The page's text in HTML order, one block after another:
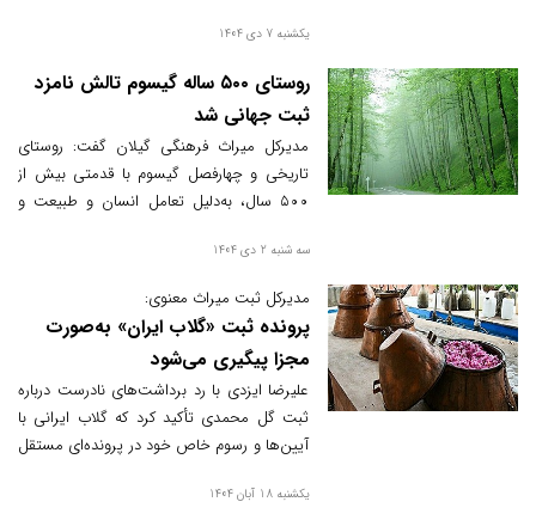
می‌کند.
یکشنبه 7 دی 1404
روستای ۵۰۰ ساله گیسوم تالش نامزد
ثبت جهانی شد
مدیرکل میراث فرهنگی گیلان گفت: روستای
تاریخی و چهارفصل گیسوم با قدمتی بیش از
۵۰۰ سال، به‌دلیل تعامل انسان و طبیعت و
انتخاب شده است.
سه شنبه 2 دی 1404
مدیرکل ثبت میراث معنوی:
پرونده ثبت «گلاب ایران» به‌صورت
مجزا پیگیری می‌شود
علیرضا ایزدی با رد برداشت‌های نادرست درباره
ثبت گل محمدی تأکید کرد که گلاب ایرانی با
آیین‌ها و رسوم خاص خود در پرونده‌ای مستقل
یکشنبه 18 آبان 1404